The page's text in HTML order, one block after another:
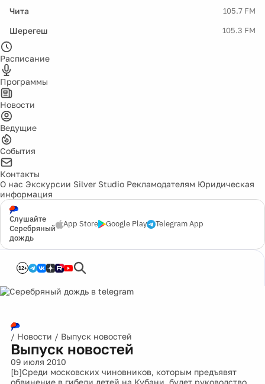
Чита 105.7 FM
Шерегеш 105.3 FM
Расписание
Программы
Новости
Ведущие
События
Контакты
О нас Экскурсии Silver Studio Рекламодателям Юридическая
информация
Слушайте
Серебряный
дождь
App Store Google Play Telegram App
12+
/ Новости / Выпуск новостей
Выпуск новостей
09 июля 2010
[b]Среди московских чиновников, которым предъявят